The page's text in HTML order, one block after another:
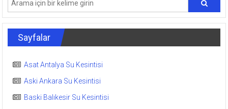
Sayfalar
Asat Antalya Su Kesintisi
Aski Ankara Su Kesintisi
Baski Balıkesir Su Kesintisi